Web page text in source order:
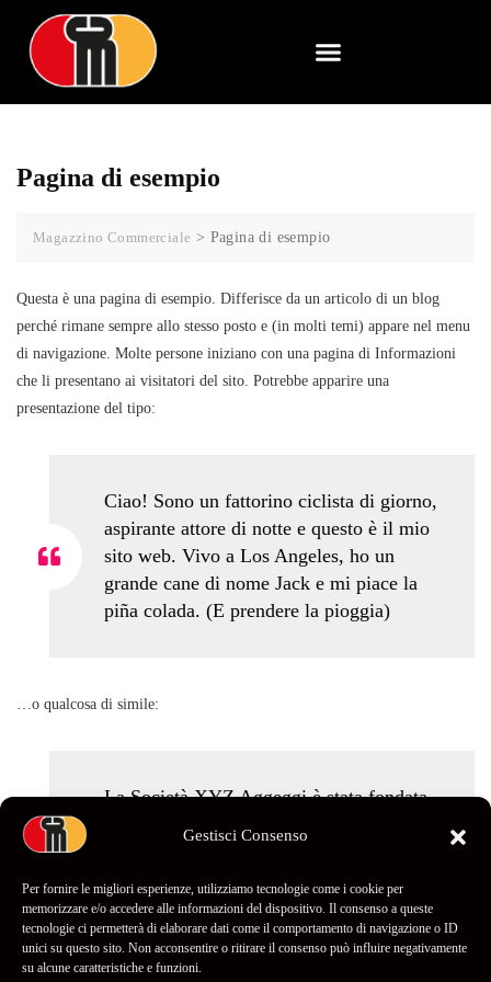
Gestisci Consenso
Per fornire le migliori esperienze, utilizziamo tecnologie come i cookie per
memorizzare e/o accedere alle informazioni del dispositivo. Il consenso a queste
tecnologie ci permetterà di elaborare dati come il comportamento di navigazione o ID
unici su questo sito. Non acconsentire o ritirare il consenso può influire negativamente
su alcune caratteristiche e funzioni.
Pagina di esempio
Magazzino Commerciale > Pagina di esempio
Questa è una pagina di esempio. Differisce da un articolo di un blog
perché rimane sempre allo stesso posto e (in molti temi) appare nel menu
di navigazione. Molte persone iniziano con una pagina di Informazioni
che li presentano ai visitatori del sito. Potrebbe apparire una
presentazione del tipo:
Ciao! Sono un fattorino ciclista di giorno,
aspirante attore di notte e questo è il mio
sito web. Vivo a Los Angeles, ho un
grande cane di nome Jack e mi piace la
piña colada. (E prendere la pioggia)
…o qualcosa di simile:
La Società XYZ Aggeggi è stata fondata
nel 1971 e da allora fornisce al pubblico
Fantasilandia, XYZ impiega oltre 2.000
persone e realizza ogni sorta di aggeggio
fantastico per la comunità di
Fantasilandia.